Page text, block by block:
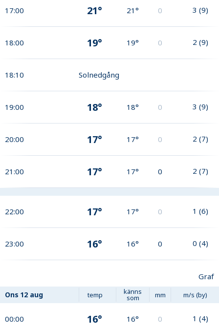
17:00 21° 21° 0 3 (9)
18:00 19° 19° 0 2 (9)
18:10 Solnedgång
19:00 18° 18° 0 3 (9)
20:00 17° 17° 0 2 (7)
21:00 17° 17° 0 2 (7)
22:00 17° 17° 0 1 (6)
23:00 16° 16° 0 0 (4)
Graf
Ons 12 aug temp känns
som mm m/s (by)
00:00 16° 16° 0 1 (4)